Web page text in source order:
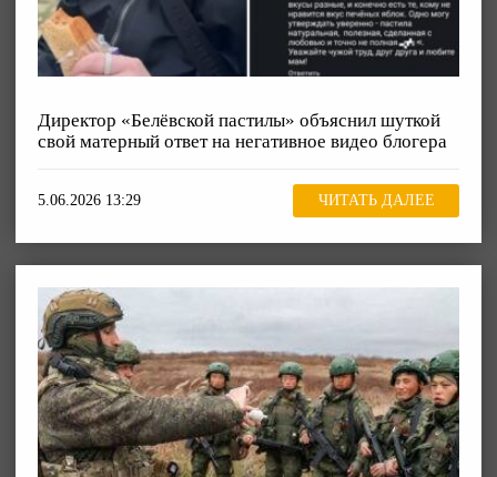
Директор «Белёвской пастилы» объяснил шуткой
свой матерный ответ на негативное видео блогера
5.06.2026 13:29 ЧИТАТЬ ДАЛЕЕ